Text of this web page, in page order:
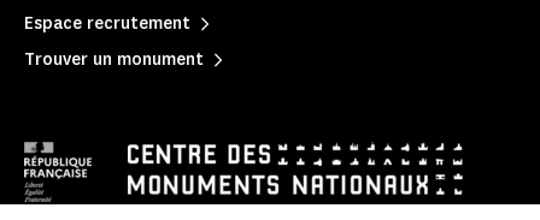
Espace recrutement
Trouver un monument